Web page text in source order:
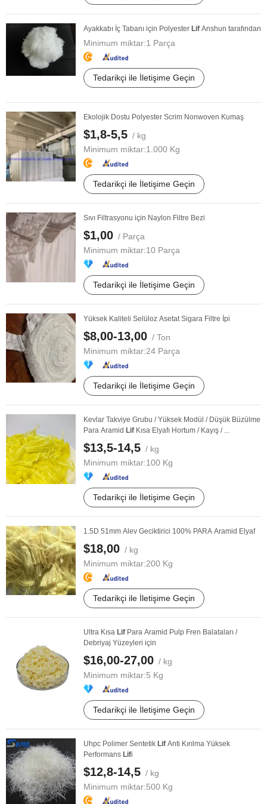
Ayakkabı İç Tabanı için Polyester Lif Anshun tarafından
Minimum miktar:1 Parça
Tedarikçi ile İletişime Geçin
Ekolojik Dostu Polyester Scrim Nonwoven Kumaş
$1,8-5,5 / kg
Minimum miktar:1.000 Kg
Tedarikçi ile İletişime Geçin
Sıvı Filtrasyonu için Naylon Filtre Bezi
$1,00 / Parça
Minimum miktar:10 Parça
Tedarikçi ile İletişime Geçin
Yüksek Kaliteli Selüloz Asetat Sigara Filtre İpi
$8,00-13,00 / Ton
Minimum miktar:24 Parça
Tedarikçi ile İletişime Geçin
Kevlar Takviye Grubu / Yüksek Modül / Düşük Büzülme
Para Aramid Lif Kısa Elyafı Hortum / Kayış / ...
$13,5-14,5 / kg
Minimum miktar:100 Kg
Tedarikçi ile İletişime Geçin
1.5D 51mm Alev Geciktirici 100% PARA Aramid Elyaf
$18,00 / kg
Minimum miktar:200 Kg
Tedarikçi ile İletişime Geçin
Ultra Kısa Lif Para Aramid Pulp Fren Balataları /
Debriyaj Yüzeyleri için
$16,00-27,00 / kg
Minimum miktar:5 Kg
Tedarikçi ile İletişime Geçin
Uhpc Polimer Sentetik Lif Anti Kırılma Yüksek
Performans Lifi
$12,8-14,5 / kg
Minimum miktar:500 Kg